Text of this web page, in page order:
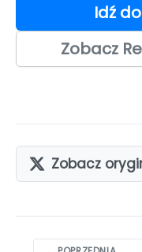
Idź
Zobacz
Zobacz
Nawigacja